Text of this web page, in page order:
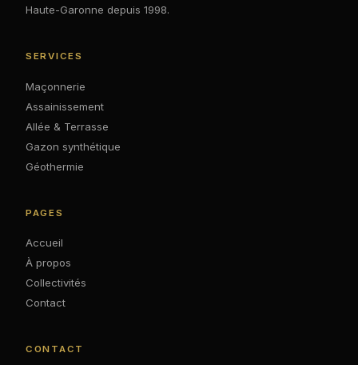
Haute-Garonne depuis 1998.
SERVICES
Maçonnerie
Assainissement
Allée & Terrasse
Gazon synthétique
Géothermie
PAGES
Accueil
À propos
Collectivités
Contact
CONTACT